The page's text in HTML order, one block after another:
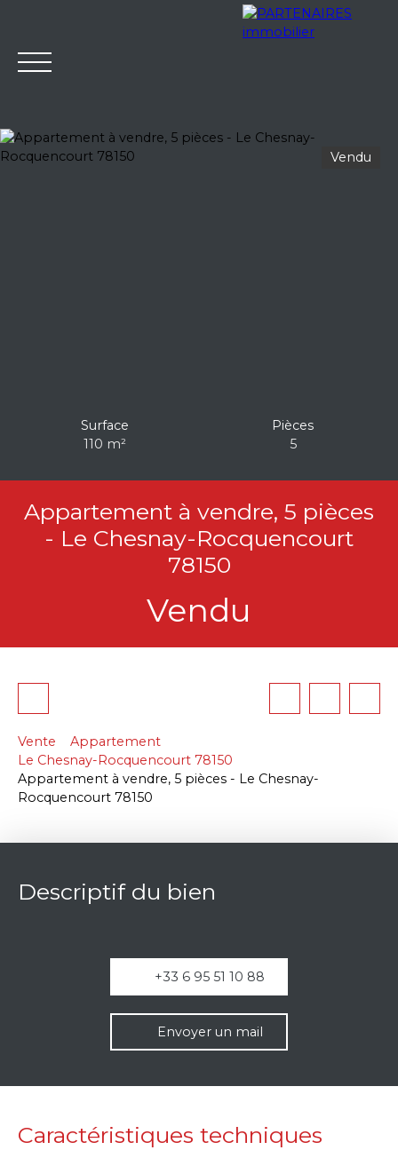
Vendu
Surface
110 m²
Pièces
5
Appartement à vendre, 5 pièces
- Le Chesnay-Rocquencourt
78150
Vendu
Vente
Appartement
Le Chesnay-Rocquencourt 78150
Appartement à vendre, 5 pièces - Le Chesnay-
Rocquencourt 78150
Descriptif du bien
+33 6 95 51 10 88
Envoyer un mail
Caractéristiques techniques